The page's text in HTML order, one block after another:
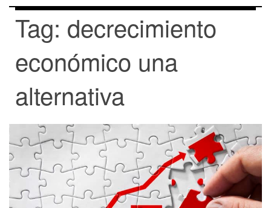
Tag: decrecimiento
económico una
alternativa